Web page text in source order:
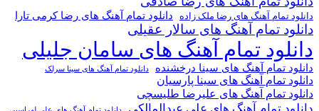
دانلود تمام آهنگ های رضا ملک زاده دانلود تمام آهنگ های رضا کرمی تارا
دانلود تمام آهنگ های سالار عقیلی
دانلود تمام آهنگ های سامان جلیلی
دانلود تمام آهنگ های سینا درخشنده دانلود تمام آهنگ های سینا سرلک
دانلود تمام آهنگ های سینا پارسیان
دانلود تمام آهنگ های علیرضا طلیسچی